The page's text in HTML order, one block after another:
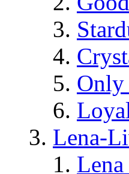
Lena-